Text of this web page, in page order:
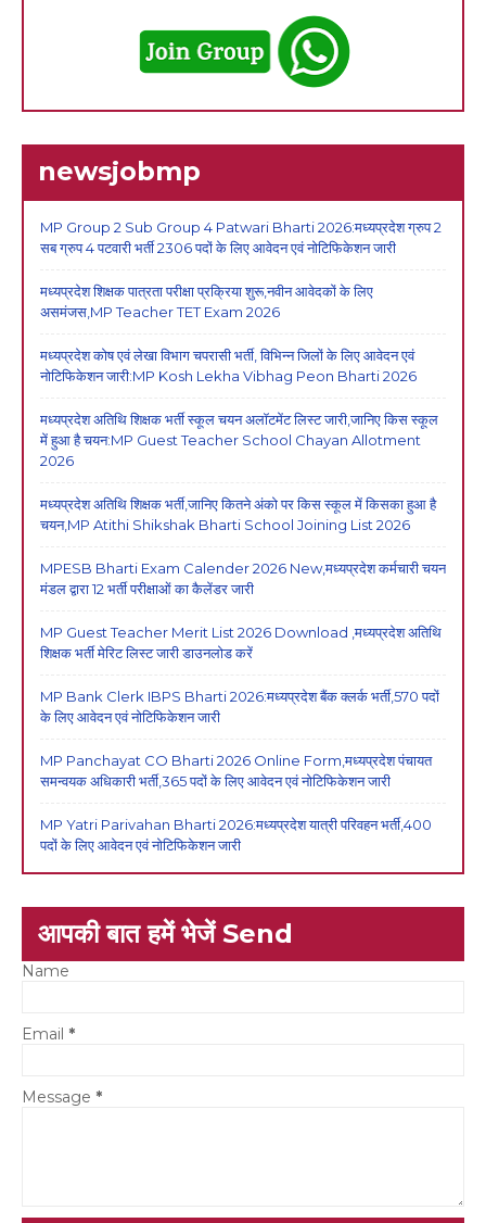
newsjobmp
MP Group 2 Sub Group 4 Patwari Bharti 2026:मध्यप्रदेश ग्रुप 2
सब ग्रुप 4 पटवारी भर्ती 2306 पदों के लिए आवेदन एवं नोटिफिकेशन जारी
मध्यप्रदेश शिक्षक पात्रता परीक्षा प्रक्रिया शुरू,नवीन आवेदकों के लिए
असमंजस,MP Teacher TET Exam 2026
मध्यप्रदेश कोष एवं लेखा विभाग चपरासी भर्ती, विभिन्न जिलों के लिए आवेदन एवं
नोटिफिकेशन जारी:MP Kosh Lekha Vibhag Peon Bharti 2026
मध्यप्रदेश अतिथि शिक्षक भर्ती स्कूल चयन अलॉटमेंट लिस्ट जारी,जानिए किस स्कूल
में हुआ है चयन:MP Guest Teacher School Chayan Allotment
2026
मध्यप्रदेश अतिथि शिक्षक भर्ती,जानिए कितने अंको पर किस स्कूल में किसका हुआ है
चयन,MP Atithi Shikshak Bharti School Joining List 2026
MPESB Bharti Exam Calender 2026 New,मध्यप्रदेश कर्मचारी चयन
मंडल द्वारा 12 भर्ती परीक्षाओं का कैलेंडर जारी
MP Guest Teacher Merit List 2026 Download ,मध्यप्रदेश अतिथि
शिक्षक भर्ती मेरिट लिस्ट जारी डाउनलोड करें
MP Bank Clerk IBPS Bharti 2026:मध्यप्रदेश बैंक क्लर्क भर्ती,570 पदों
के लिए आवेदन एवं नोटिफिकेशन जारी
MP Panchayat CO Bharti 2026 Online Form,मध्यप्रदेश पंचायत
समन्वयक अधिकारी भर्ती,365 पदों के लिए आवेदन एवं नोटिफिकेशन जारी
MP Yatri Parivahan Bharti 2026:मध्यप्रदेश यात्री परिवहन भर्ती,400
पदों के लिए आवेदन एवं नोटिफिकेशन जारी
आपकी बात हमें भेजें Send
Name
Email *
Message *